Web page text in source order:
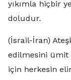
yıkımla hiçbir
doludur.
(İsrail-İran)
edilmesini ümit
için herkesin